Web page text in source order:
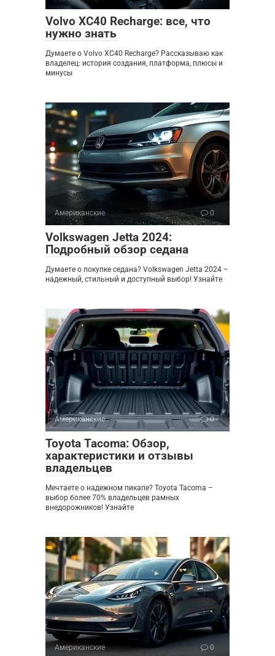
Volvo XC40 Recharge: все, что
нужно знать
Думаете о Volvo XC40 Recharge? Рассказываю как
владелец: история создания, платформа, плюсы и
минусы
Американские 0
Volkswagen Jetta 2024:
Подробный обзор седана
Думаете о покупке седана? Volkswagen Jetta 2024 –
надежный, стильный и доступный выбор! Узнайте
Американские 0
Toyota Tacoma: Обзор,
характеристики и отзывы
владельцев
Мечтаете о надежном пикапе? Toyota Tacoma –
выбор более 70% владельцев рамных
внедорожников! Узнайте
Американские 0